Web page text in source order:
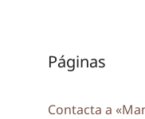
Páginas
Contacta a